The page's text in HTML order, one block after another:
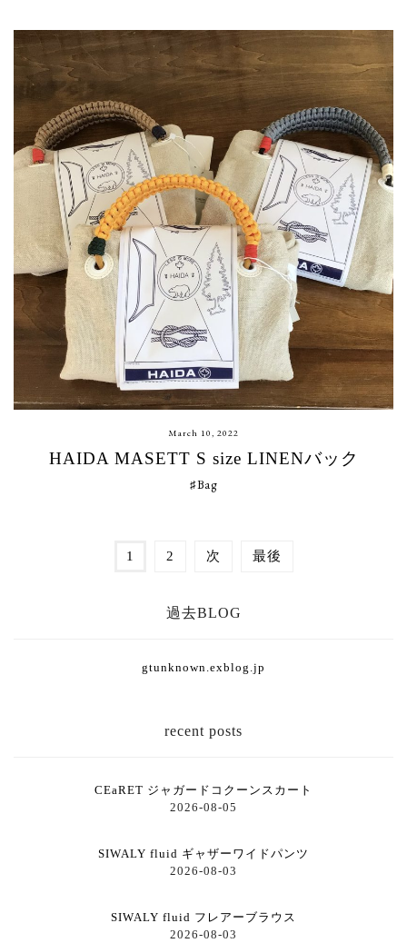
March 10, 2022
HAIDA MASETT S size LINENバック
♯Bag
1 2 次 最後
過去BLOG
gtunknown.exblog.jp
recent posts
CEaRET ジャガードコクーンスカート
2026-08-05
SIWALY fluid ギャザーワイドパンツ
2026-08-03
SIWALY fluid フレアーブラウス
2026-08-03